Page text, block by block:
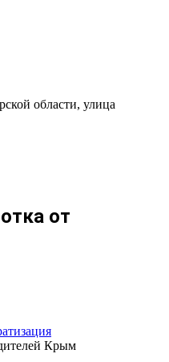
области, улица
от
Крым